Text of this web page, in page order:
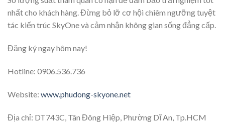
nhất cho khách hàng. Đừng bỏ lỡ cơ hội chiêm ngưỡng tuyệt
tác kiến trúc SkyOne và cảm nhận không gian sống đẳng cấp.
Đăng ký ngay hôm nay!
Hotline: 0906.536.736
Website: www.phudong-skyone.net
Địa chỉ: DT743C, Tân Đông Hiệp, Phường Dĩ An, Tp.HCM